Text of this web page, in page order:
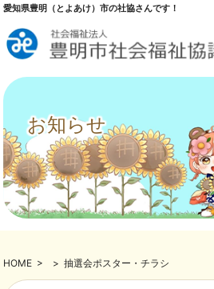
愛知県豊明（とよあけ）市の社協さんです！
お知らせ
HOME > > 抽選会ポスター・チラシ